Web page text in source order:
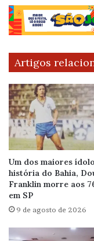
Artigos
Um dos maiores
história do Bahia,
Franklin morre aos
em SP
9 de agosto de 2026